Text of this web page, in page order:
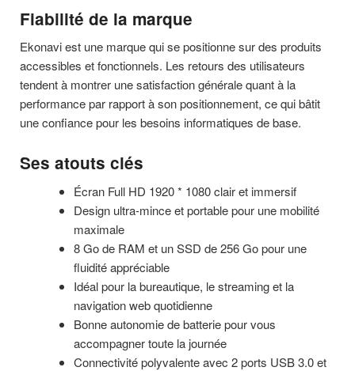
Fiabilité de la marque
Ekonavi est une marque qui se positionne sur des produits
accessibles et fonctionnels. Les retours des utilisateurs
tendent à montrer une satisfaction générale quant à la
performance par rapport à son positionnement, ce qui bâtit
une confiance pour les besoins informatiques de base.
Ses atouts clés
Écran Full HD 1920 * 1080 clair et immersif
Design ultra-mince et portable pour une mobilité
maximale
8 Go de RAM et un SSD de 256 Go pour une
fluidité appréciable
Idéal pour la bureautique, le streaming et la
navigation web quotidienne
Bonne autonomie de batterie pour vous
accompagner toute la journée
Connectivité polyvalente avec 2 ports USB 3.0 et